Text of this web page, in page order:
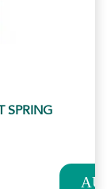
SPRING
AU